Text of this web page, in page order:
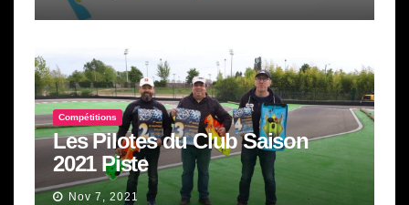
Compétitions
Les Pilotes du Club Saison
2021 Piste
Nov 7, 2021